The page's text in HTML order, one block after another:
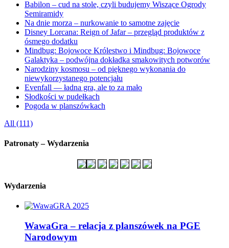
Babilon – cud na stole, czyli budujemy Wiszące Ogrody
Semiramidy
Na dnie morza – nurkowanie to samotne zajęcie
Disney Lorcana: Reign of Jafar – przegląd produktów z
ósmego dodatku
Mindbug: Bojowoce Królestwo i Mindbug: Bojowoce
Galaktyka – podwójna dokładka smakowitych potworów
Narodziny kosmosu – od pięknego wykonania do
niewykorzystanego potencjału
Evenfall — ładna gra, ale to za mało
Słodkości w pudełkach
Pogoda w planszówkach
All (111)
Patronaty – Wydarzenia
Wydarzenia
WawaGra – relacja z planszówek na PGE
Narodowym